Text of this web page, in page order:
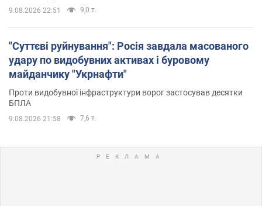
9.08.2026 22:51 9,0 т.
"Суттєві руйнування": Росія завдала масованого
удару по видобувних активах і буровому
майданчику "Укрнафти"
Проти видобувної інфраструктури ворог застосував десятки
БПЛА
9.08.2026 21:58 7,6 т.